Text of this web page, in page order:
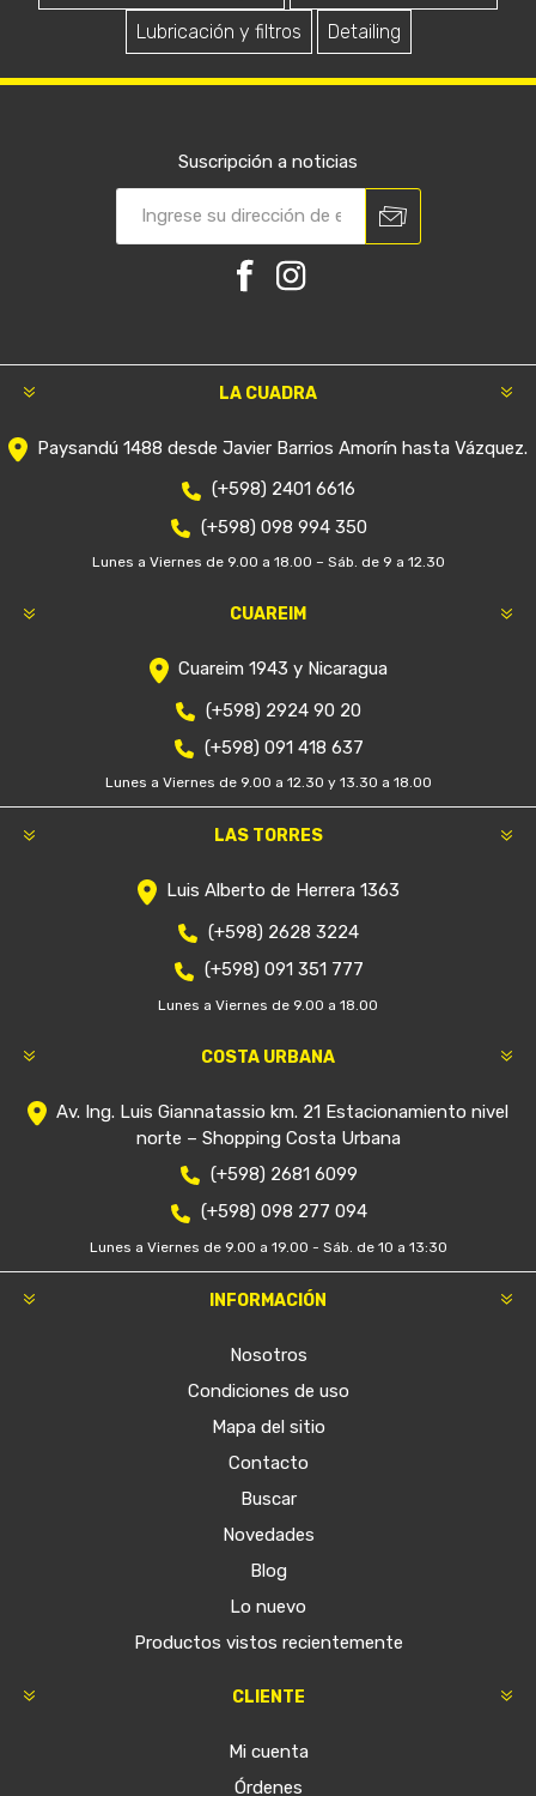
Lubricación y filtros
Detailing
Suscripción a noticias
LA CUADRA
Paysandú 1488 desde Javier Barrios Amorín hasta Vázquez.
(+598) 2401 6616
(+598) 098 994 350
Lunes a Viernes de 9.00 a 18.00 – Sáb. de 9 a 12.30
CUAREIM
Cuareim 1943 y Nicaragua
(+598) 2924 90 20
(+598) 091 418 637
Lunes a Viernes de 9.00 a 12.30 y 13.30 a 18.00
LAS TORRES
Luis Alberto de Herrera 1363
(+598) 2628 3224
(+598) 091 351 777
Lunes a Viernes de 9.00 a 18.00
COSTA URBANA
Av. Ing. Luis Giannatassio km. 21 Estacionamiento nivel
norte – Shopping Costa Urbana
(+598) 2681 6099
(+598) 098 277 094
Lunes a Viernes de 9.00 a 19.00 - Sáb. de 10 a 13:30
INFORMACIÓN
Nosotros
Condiciones de uso
Mapa del sitio
Contacto
Buscar
Novedades
Blog
Lo nuevo
Productos vistos recientemente
CLIENTE
Mi cuenta
Órdenes